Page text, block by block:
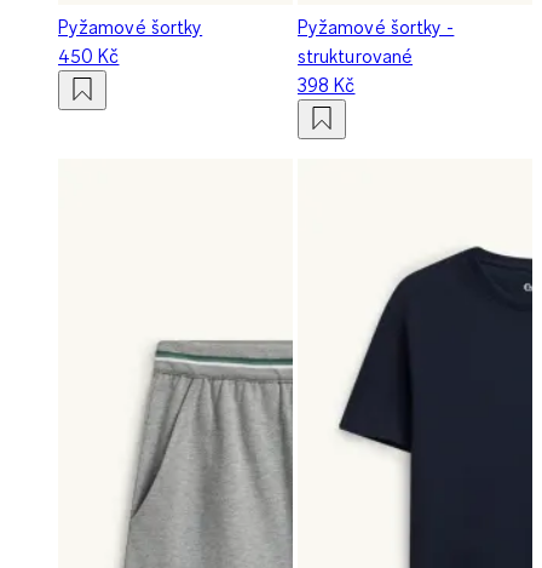
Pyžamové šortky
450 Kč
Pyžamové šortky -
strukturované
398 Kč